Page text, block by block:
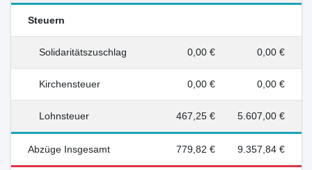
Steuern
Solidaritätszuschlag 0,00 € 0,00 €
Kirchensteuer 0,00 € 0,00 €
Lohnsteuer 467,25 € 5.607,00 €
Abzüge Insgesamt 779,82 € 9.357,84 €